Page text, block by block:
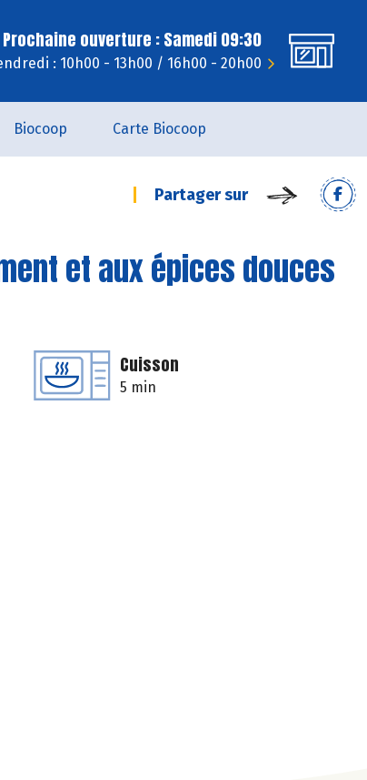
Prochaine ouverture : Samedi 09:30
: 10h00 - 13h00 / 16h00 - 20h00
Biocoop Carte Biocoop
Partager sur
et aux épices douces
Cuisson
5 min